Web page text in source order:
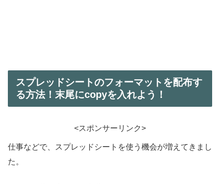
スプレッドシートのフォーマットを配布す
る方法！末尾にcopyを入れよう！
<スポンサーリンク>
仕事などで、スプレッドシートを使う機会が増えてきまし
た。